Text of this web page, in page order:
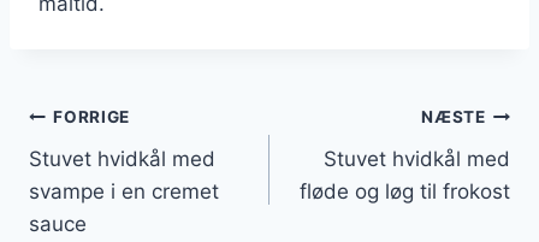
Indlægsnavigation
FORRIGE
Stuvet hvidkål med
svampe i en cremet
sauce
NÆSTE
Stuvet hvidkål med
fløde og løg til frokost